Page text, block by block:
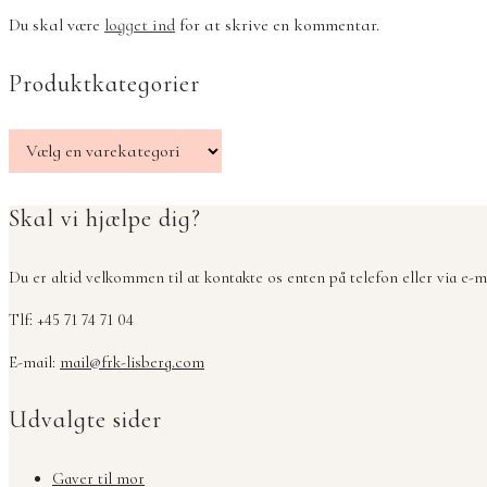
Du skal være logget ind for at skrive en kommentar.
Produktkategorier
Skal vi hjælpe dig?
Du er altid velkommen til at kontakte os enten på telefon eller via e-
Tlf: +45 71 74 71 04
E-mail: mail@frk-lisberg.com
Udvalgte sider
Gaver til mor